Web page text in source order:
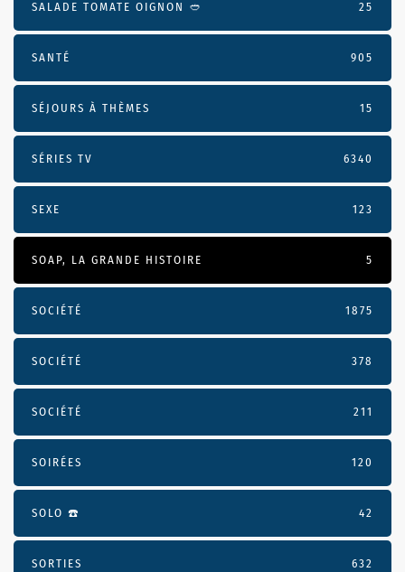
SALADE TOMATE OIGNON 🥙 25
SANTÉ 905
SÉJOURS À THÈMES 15
SÉRIES TV 6340
SEXE 123
SOAP, LA GRANDE HISTOIRE 5
SOCIÉTÉ 1875
SOCIÉTÉ 378
SOCIÉTÉ 211
SOIRÉES 120
SOLO ☎️ 42
SORTIES 632